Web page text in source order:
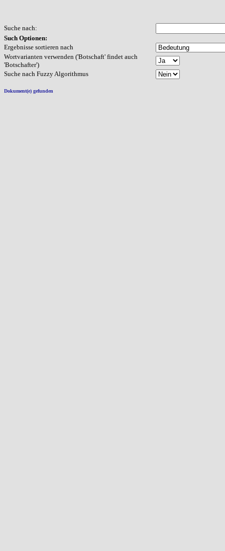
Suche nach:
Such Optionen:
Ergebnisse sortieren nach
Wortvarianten verwenden ('Botschaft' findet auch
'Botschafter')
Suche nach Fuzzy Algorithmus
Dokument(e) gefunden